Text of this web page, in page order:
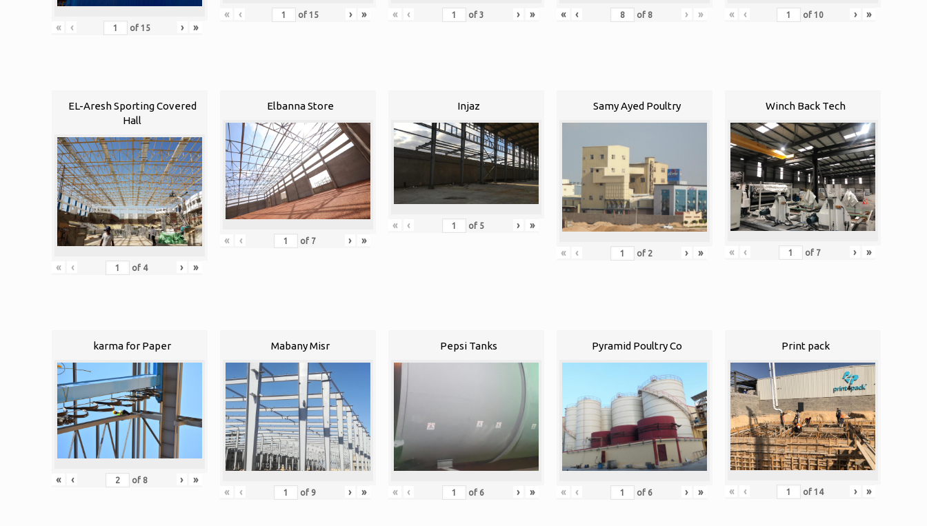
« ‹ of 15 › »
« ‹ of 15 › » « ‹ of3 › » « ‹ of 8 › » « ‹ of 10 › »
EL-Aresh Sporting Covered
Hall
« ‹ of 4 › »
Elbanna Store
« ‹ of 7 › »
Injaz
« ‹ of 5 › »
Samy Ayed Poultry
« ‹ of 2 › »
Winch Back Tech
« ‹ of 7 › »
karma for Paper
« ‹ of 8 › »
Mabany Misr
« ‹ of 9 › »
Pepsi Tanks
« ‹ of 6 › »
Pyramid Poultry Co
« ‹ of 6 › »
Print pack
« ‹ of 14 › »